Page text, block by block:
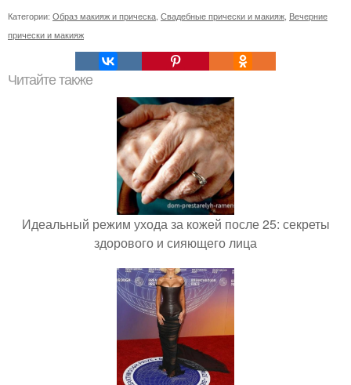
Категории: Образ макияж и прическа Свадебные прически и макияж Вечерние
прически и макияж
Читайте также
Идеальный режим ухода за кожей после 25: секреты
здорового и сияющего лица